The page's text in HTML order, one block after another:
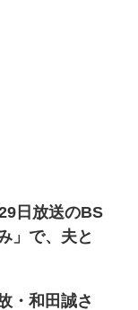
日放送のBS
」で、夫と
・和田誠さ